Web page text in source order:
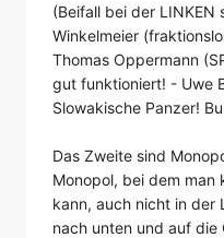
(Beifall bei der LINKEN
Winkelmeier
Thomas Oppermann
gut funktioniert! - Uwe
Slowakische Panzer!
Das Zweite sind
Monopol, bei dem man
kann, auch nicht in der
nach unten und auf die